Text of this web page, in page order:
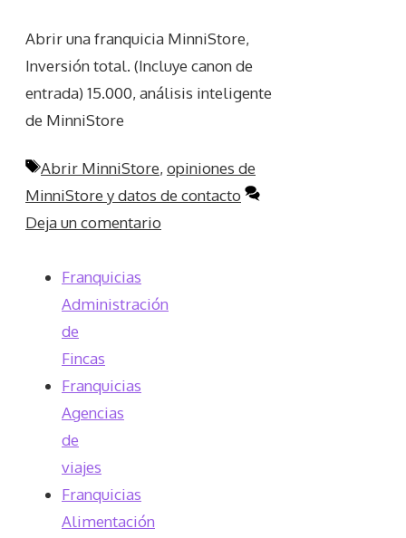
Abrir una franquicia MinniStore,
Inversión total. (Incluye canon de
entrada) 15.000, análisis inteligente
de MinniStore
Etiquetas
Abrir MinniStore, opiniones de
MinniStore y datos de contacto
Deja un comentario
Franquicias
Administración
de
Fincas
Franquicias
Agencias
de
viajes
Franquicias
Alimentación